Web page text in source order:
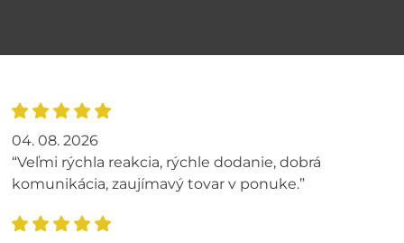
04. 08. 2026
“Veľmi rýchla reakcia, rýchle dodanie, dobrá
komunikácia, zaujímavý tovar v ponuke.”